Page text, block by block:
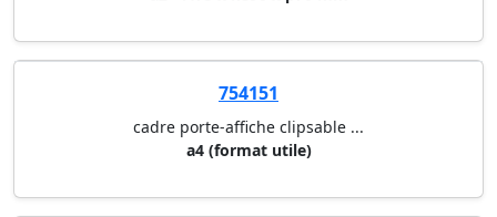
754151
cadre porte-affiche clipsable ...
a4 (format utile)